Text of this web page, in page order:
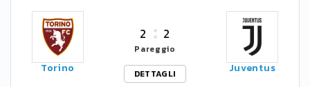
Torino
2 2
Pareggio
DETTAGLI
Juventus